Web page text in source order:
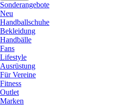
Sonderangebote
Neu
Handballschuhe
Bekleidung
Handbälle
Fans
Lifestyle
Ausrüstung
Für Vereine
Fitness
Outlet
Marken